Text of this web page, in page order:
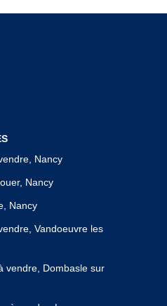
Nancy
Nancy
Nancy
Vandoeuvre les
vendre, Dombasle sur